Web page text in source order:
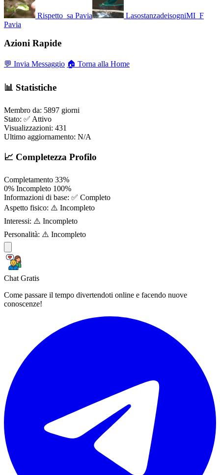
Rispetto_sa Pavia
LasostanzadeisogniMI_F
Pavia
Azioni Rapide
💬 Invia Messaggio 🏠 Torna alla Home
📊 Statistiche
Membro da: 5897 giorni
Stato: ✅ Attivo
Visualizzazioni: 431
Ultimo aggiornamento: N/A
📈 Completezza Profilo
Completamento 33%
0% Incompleto 100%
Informazioni di base: ✅ Completo
Aspetto fisico: ⚠️ Incompleto
Interessi: ⚠️ Incompleto
Personalità: ⚠️ Incompleto
Chat Gratis
Come passare il tempo divertendoti online e facendo nuove
conoscenze!